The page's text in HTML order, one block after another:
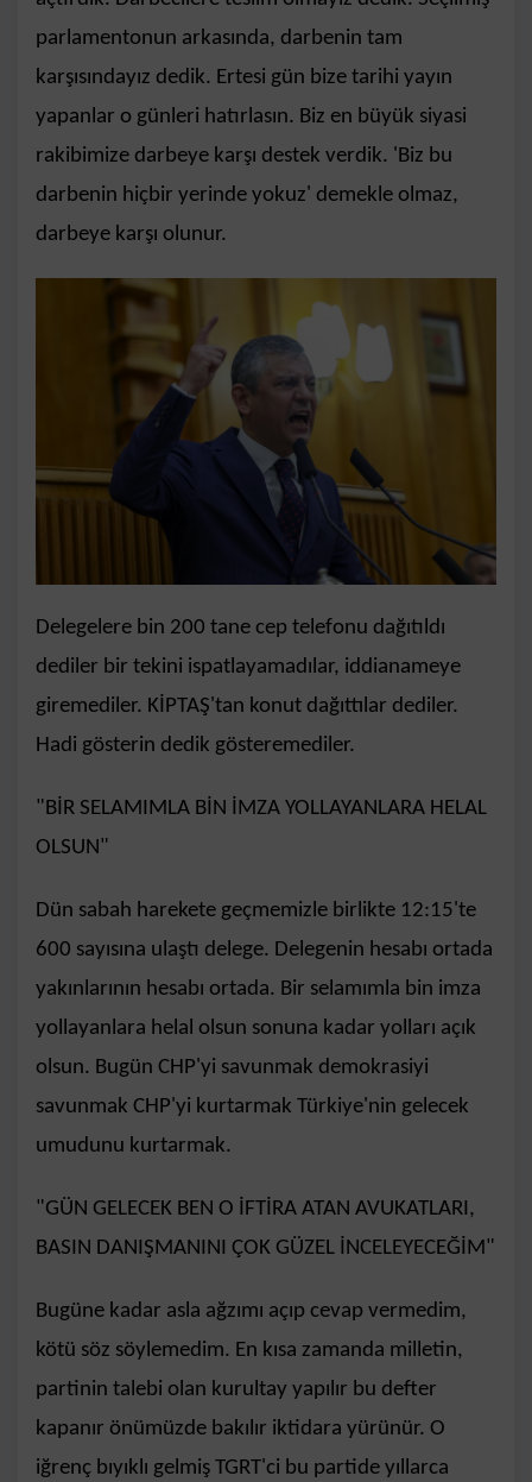
parlamentonun arkasında, darbenin tam
karşısındayız dedik. Ertesi gün bize tarihi yayın
yapanlar o günleri hatırlasın. Biz en büyük siyasi
rakibimize darbeye karşı destek verdik. 'Biz bu
darbenin hiçbir yerinde yokuz' demekle olmaz,
darbeye karşı olunur.
Delegelere bin 200 tane cep telefonu dağıtıldı
dediler bir tekini ispatlayamadılar, iddianameye
giremediler. KİPTAŞ'tan konut dağıttılar dediler.
Hadi gösterin dedik gösteremediler.
"BİR SELAMIMLA BİN İMZA YOLLAYANLARA HELAL
OLSUN"
Dün sabah harekete geçmemizle birlikte 12:15'te
600 sayısına ulaştı delege. Delegenin hesabı ortada
yakınlarının hesabı ortada. Bir selamımla bin imza
yollayanlara helal olsun sonuna kadar yolları açık
olsun. Bugün CHP'yi savunmak demokrasiyi
savunmak CHP'yi kurtarmak Türkiye'nin gelecek
umudunu kurtarmak.
"GÜN GELECEK BEN O İFTİRA ATAN AVUKATLARI,
BASIN DANIŞMANINI ÇOK GÜZEL İNCELEYECEĞİM"
Bugüne kadar asla ağzımı açıp cevap vermedim,
kötü söz söylemedim. En kısa zamanda milletin,
partinin talebi olan kurultay yapılır bu defter
kapanır önümüzde bakılır iktidara yürünür. O
iğrenç bıyıklı gelmiş TGRT'ci bu partide yıllarca